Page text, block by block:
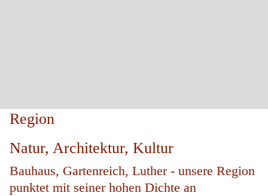
Region
Natur, Architektur, Kultur
Bauhaus, Gartenreich, Luther - unsere Region
punktet mit seiner hohen Dichte an